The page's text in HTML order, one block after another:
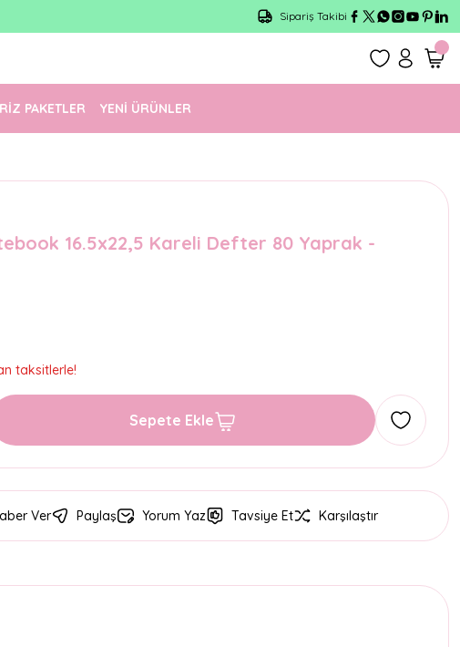
Sipariş Takibi
PAKETLER YENİ ÜRÜNLER
16.5x22,5 Kareli Defter 80 Yaprak -
taksitlerle!
Sepete Ekle
Ver Paylaş Yorum Yaz Tavsiye Et Karşılaştır